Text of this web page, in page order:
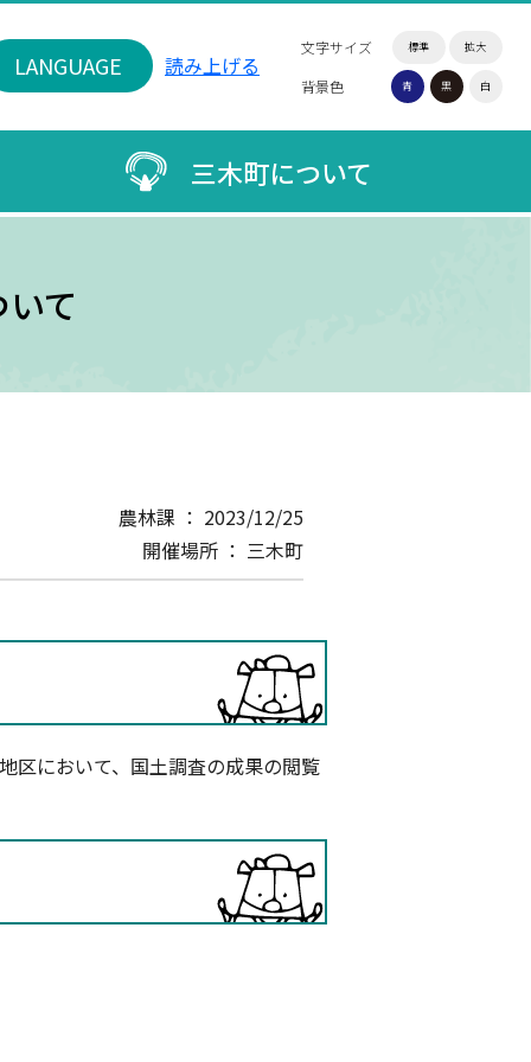
文字サイズ 標準 拡大
背景色 青 黒 白
読み上げる
LANGUAGE
三木町について
て
農林課 ： 2023/12/25
開催場所 ： 三木町
において、国土調査の成果の閲覧